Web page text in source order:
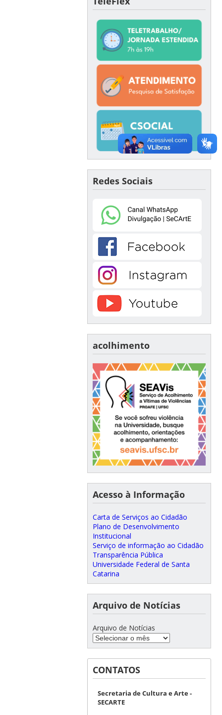
Redes Sociais
acolhimento
Acesso à Informação
Carta de Serviços ao Cidadão
Plano de Desenvolvimento
Institucional
Serviço de informação ao Cidadão
Transparência Pública
Universidade Federal de Santa
Catarina
Arquivo de Notícias
Arquivo de Notícias
CONTATOS
Secretaria de Cultura e Arte -
SECARTE